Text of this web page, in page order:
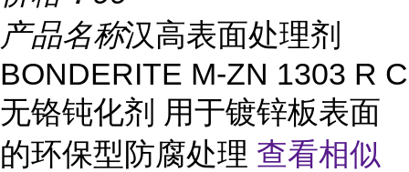
产品名称汉高表面处理剂
BONDERITE M-ZN 1303 R C
无铬钝化剂 用于镀锌板表面
的环保型防腐处理 查看相似